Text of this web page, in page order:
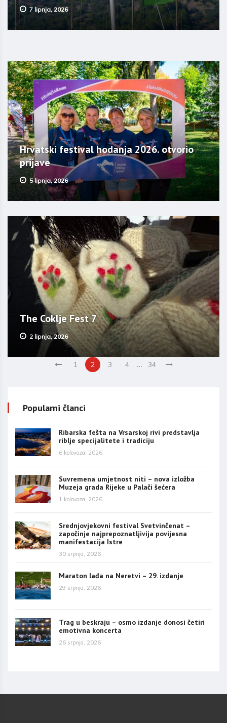
7 lipnja, 2026
Hrvatski festival hodanja 2026. otvorio
prijave
5 lipnja, 2026
The Coklje Fest 7
2 lipnja, 2026
1 2 3 4 34
Popularni članci
Ribarska fešta na Vrsarskoj rivi predstavlja
riblje specijalitete i tradiciju
6 kolovoza, 2026
Suvremena umjetnost niti – nova izložba
Muzeja grada Rijeke u Palači šećera
1 kolovoza, 2026
Srednjovjekovni festival Svetvinčenat –
započinje najprepoznatljivija povijesna
manifestacija Istre
30 srpnja, 2026
Maraton lađa na Neretvi – 29. izdanje
29 srpnja, 2026
Trag u beskraju – osmo izdanje donosi četiri
emotivna koncerta
26 srpnja, 2026